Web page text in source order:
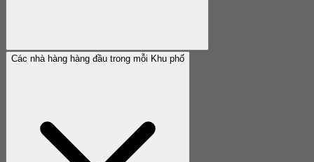
Các nhà hàng hàng đầu trong mỗi Khu phố